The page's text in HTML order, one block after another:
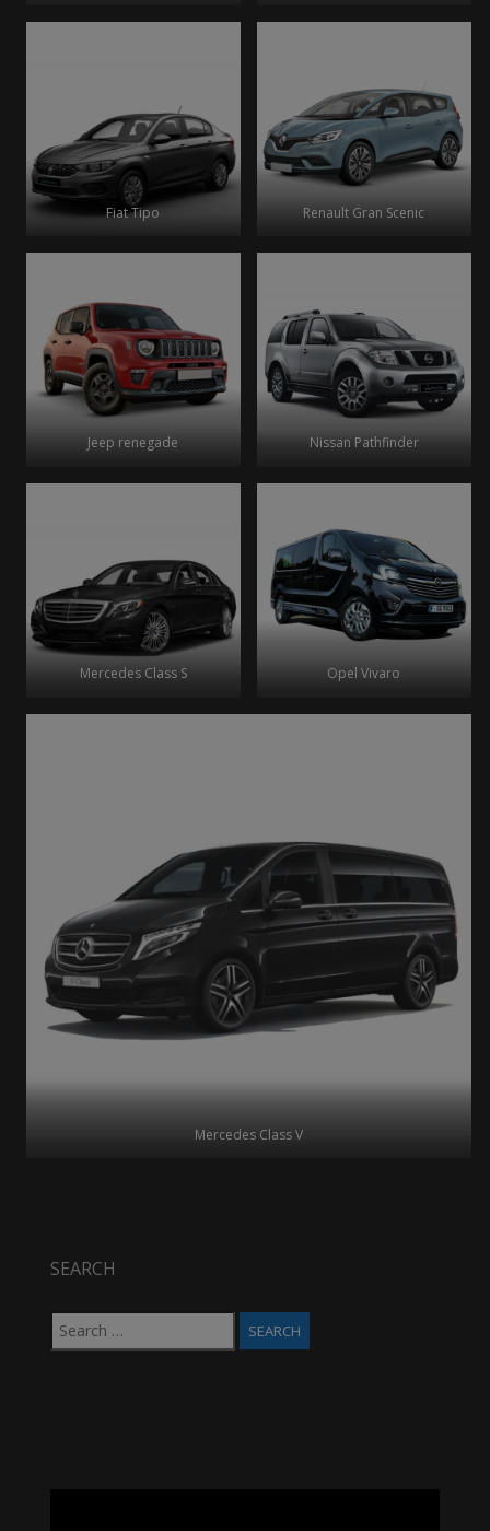
Fiat Tipo Renault Gran Scenic
Jeep renegade Nissan Pathfinder
Mercedes Class S Opel Vivaro
Mercedes Class V
SEARCH
Search
for: